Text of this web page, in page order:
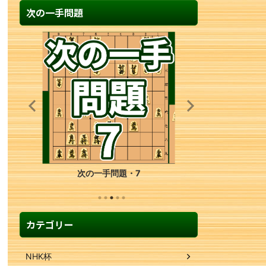
次の一手問題
次の一手問題・7
カテゴリー
NHK杯